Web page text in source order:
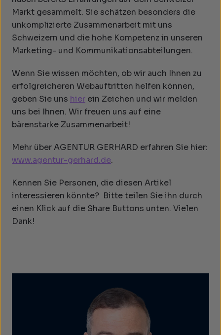
Markt gesammelt. Sie schätzen besonders die
unkomplizierte Zusammenarbeit mit uns
Schweizern und die hohe Kompetenz in unseren
Marketing- und Kommunikationsabteilungen.
Wenn Sie wissen möchten, ob wir auch Ihnen zu
erfolgreicheren Webauftritten helfen können,
geben Sie uns hier ein Zeichen und wir melden
uns bei Ihnen. Wir freuen uns auf eine
bärenstarke Zusammenarbeit!
Mehr über AGENTUR GERHARD erfahren Sie hier:
www.agentur-gerhard.de.
Kennen Sie Personen, die diesen Artikel
interessieren könnte? Bitte teilen Sie ihn durch
einen Klick auf die Share Buttons unten. Vielen
Dank!